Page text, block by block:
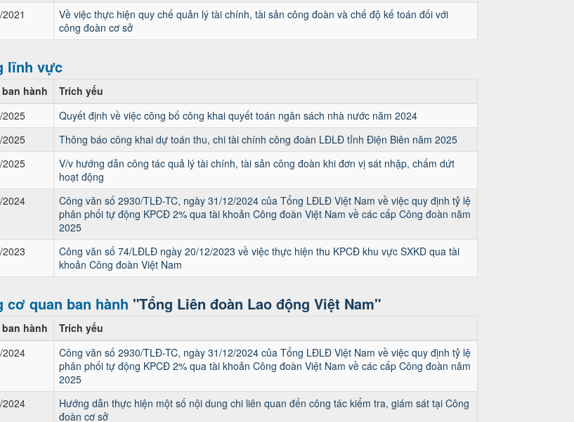
Về việc thực hiện quy chế quản lý tài chính, tài sản công đoàn và chế độ kế toán đối với
công đoàn cơ sở
lĩnh vực
ban hành
Trích yếu
2025
Quyết định về việc công bố công khai quyết toán ngân sách nhà nước năm 2024
2025
Thông báo công khai dự toán thu, chi tài chính công đoàn LĐLĐ tỉnh Điện Biên năm 2025
2025
V/v hướng dẫn công tác quả lý tài chính, tài sản công đoàn khi đơn vị sát nhập, chấm dứt
hoạt động
2024
Công văn số 2930/TLĐ-TC, ngày 31/12/2024 của Tổng LĐLĐ Việt Nam về việc quy định tỷ lệ
phân phối tự động KPCĐ 2% qua tài khoản Công đoàn Việt Nam về các cấp Công đoàn năm
2025
2023
Công văn số 74/LĐLĐ ngày 20/12/2023 về việc thực hiện thu KPCĐ khu vực SXKD qua tài
khoản Công đoàn Việt Nam
cơ quan ban hành "Tổng Liên đoàn Lao động Việt Nam"
ban hành
Trích yếu
2024
Công văn số 2930/TLĐ-TC, ngày 31/12/2024 của Tổng LĐLĐ Việt Nam về việc quy định tỷ lệ
phân phối tự động KPCĐ 2% qua tài khoản Công đoàn Việt Nam về các cấp Công đoàn năm
2025
2024
Hướng dẫn thực hiện một số nội dung chi liên quan đến công tác kiểm tra, giám sát tại Công
đoàn cơ sở